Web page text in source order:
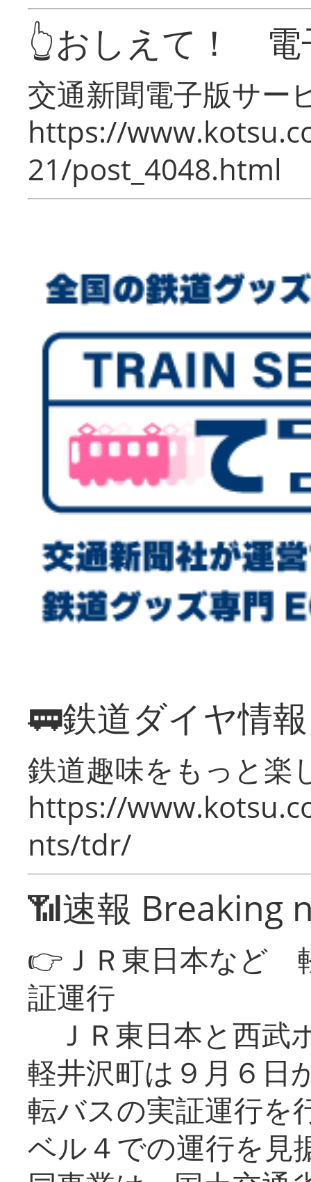
👆おしえて！ 電
交通新聞電子版サー
https://
21/post_4048.html
🚃鉄道ダイヤ情
鉄道趣味をもっと楽
https://
nts/tdr/
📶速報 Breaking
👉ＪＲ東日本など
証運行
ＪＲ東日本と西武
軽井沢町は９月６日
転バスの実証運行を
ベル４での運行を見